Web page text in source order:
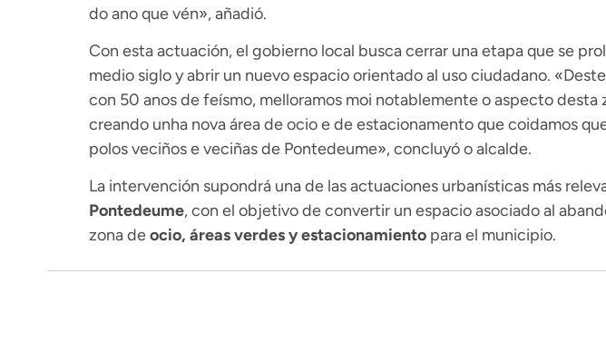
do ano que vén», añadió.
Con esta actuación, el gobierno local busca cerrar una etapa que se
medio siglo y abrir un nuevo espacio orientado al uso ciudadano.
con 50 anos de feísmo, melloramos moi notablemente o aspecto desta
creando unha nova área de ocio e de estacionamento que coidamos
polos veciños e veciñas de Pontedeume», concluyó o alcalde.
La intervención supondrá una de las actuaciones urbanísticas más
Pontedeume, con el objetivo de convertir un espacio asociado al
zona deocio, áreas verdes y estacionamientopara el municipio.